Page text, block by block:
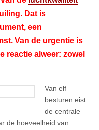
Dat is
een
Van de urgentie is
reactie alweer: zowel
Van elf
besturen eist
de centrale
de hoeveelheid van